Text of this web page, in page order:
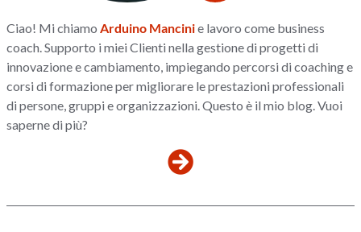
Ciao! Mi chiamo Arduino Mancinie lavoro come business
coach. Supporto i miei Clienti nella gestione di progetti di
innovazione e cambiamento, impiegando percorsi di coaching e
corsi di formazione per migliorare le prestazioni professionali
di persone, gruppi e organizzazioni. Questo è il mio blog. Vuoi
saperne di più?